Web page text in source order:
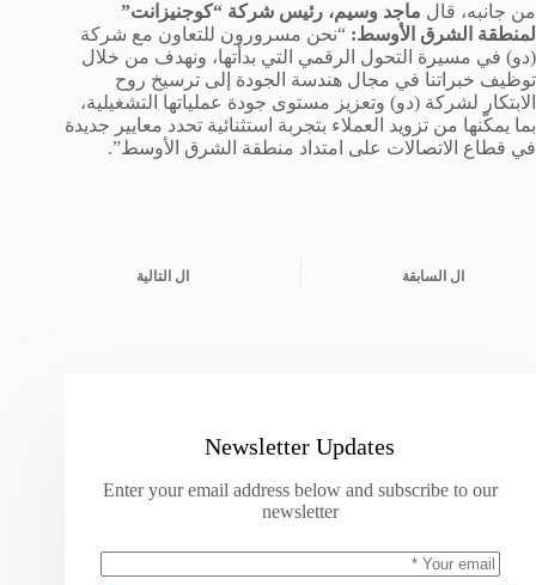
من جانبه، قال ماجد وسيم، رئيس شركة “كوجنيزانت”
لمنطقة الشرق الأوسط: “نحن مسرورون للتعاون مع شركة
(دو) في مسيرة التحول الرقمي التي بدأتها، ونهدف من خلال
توظيف خبراتنا في مجال هندسة الجودة إلى ترسيخ روح
الابتكار لشركة (دو) وتعزيز مستوى جودة عملياتها التشغيلية،
بما يمكّنها من تزويد العملاء بتجربة استثنائية تحدد معايير جديدة
في قطاع الاتصالات على امتداد منطقة الشرق الأوسط”.
ال السابقة ال التالية
Newsletter Updates
Enter your email address below and subscribe to our
newsletter